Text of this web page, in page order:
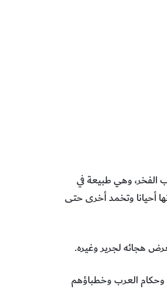
الفخر، وهي طبيعة في
أحيانا وتخمد أخرى حتى
هجائه لجرير وغيره.
وحكام العرب وخطباؤهم